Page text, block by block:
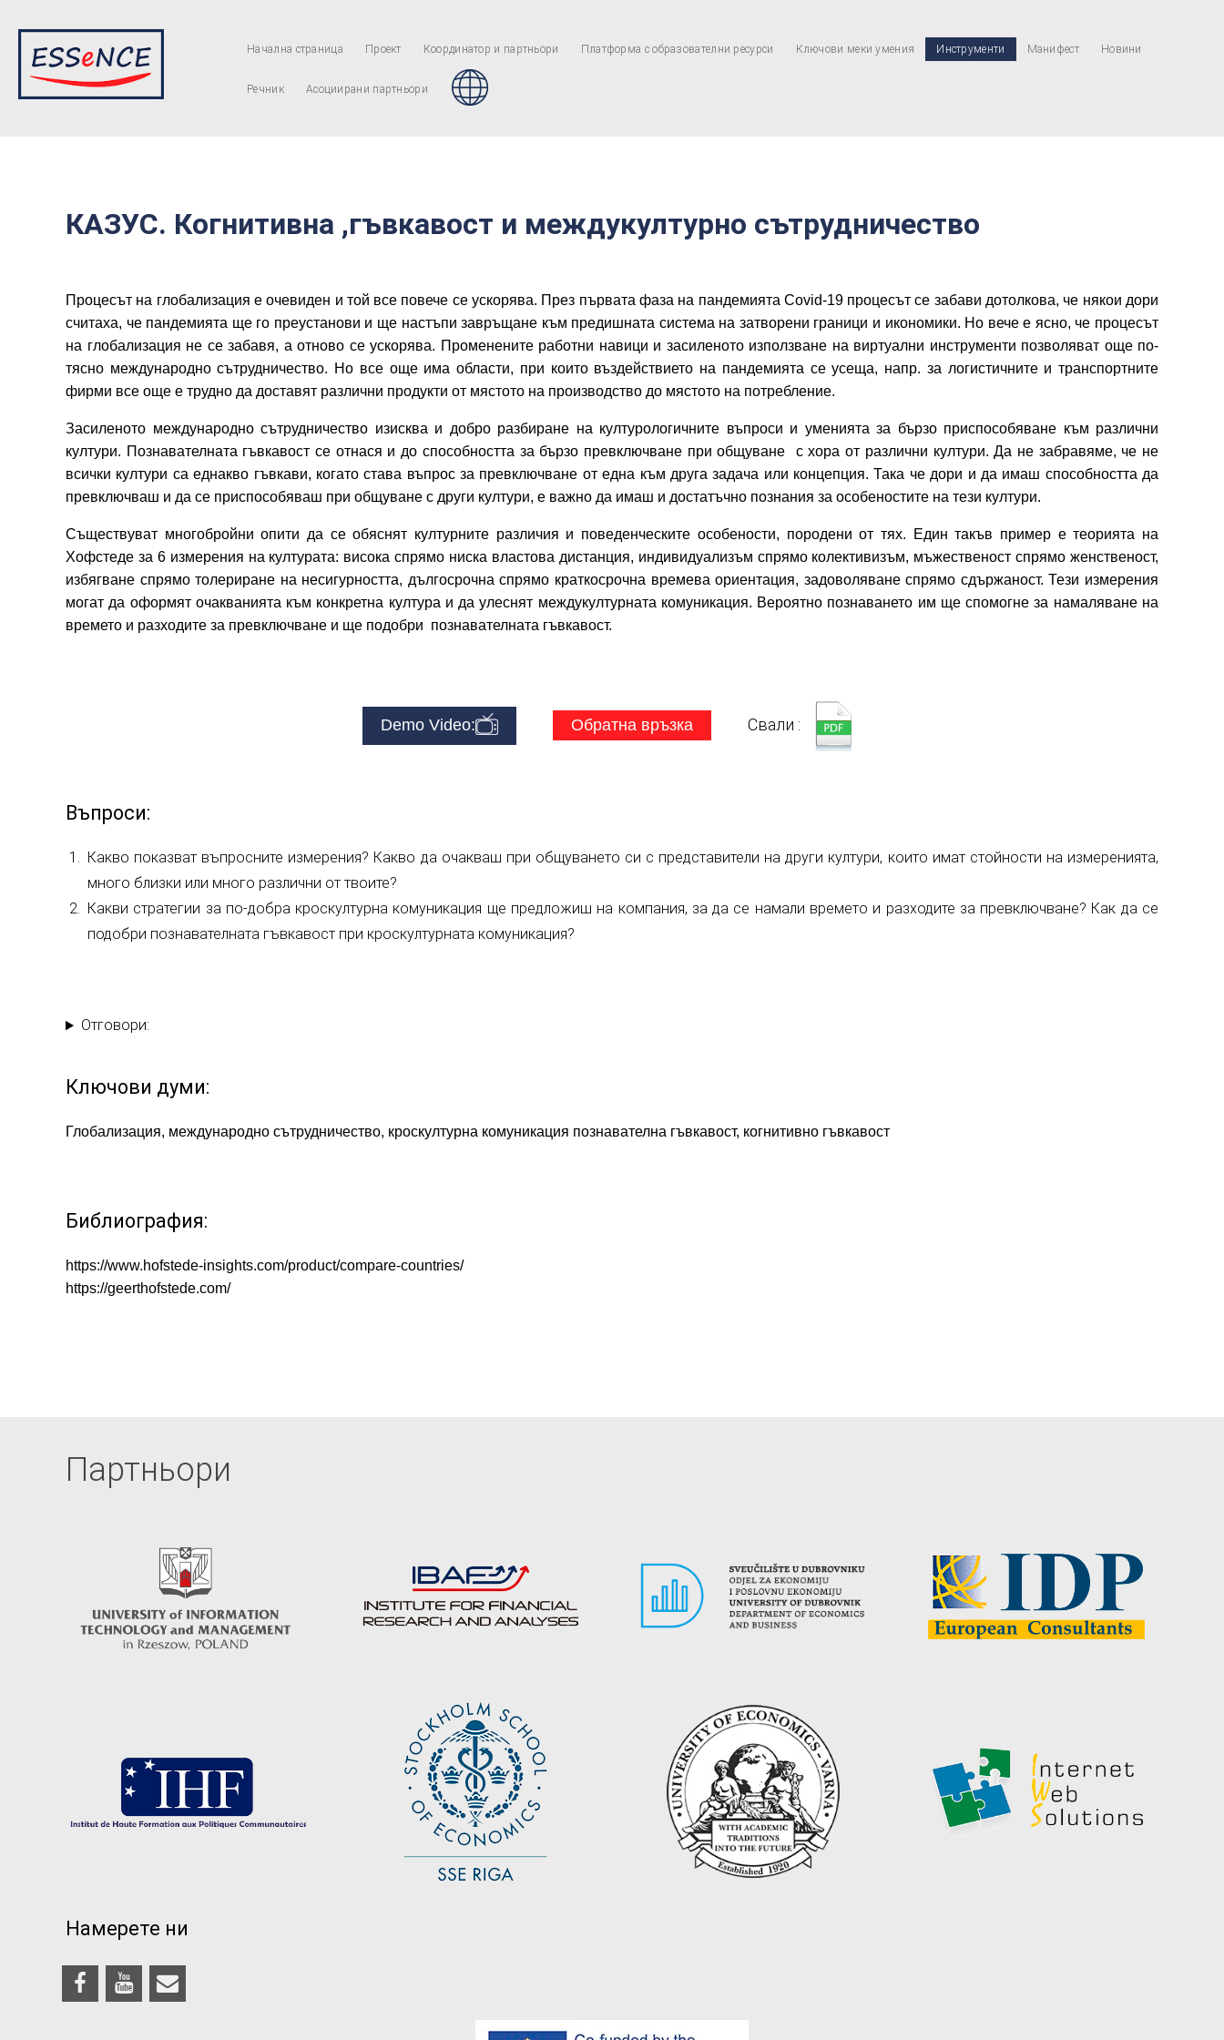
Начална страница Проект Координатор и партньори Платформа с образователни ресурси Ключови меки умения Инструменти Манифест Новини
Речник Асоциирани партньори
КАЗУС. Когнитивна ,гъвкавост и междукултурно сътрудничество
Процесът на глобализация е очевиден и той все повече се ускорява. През първата фаза на пандемията Covid-19 процесът се забави дотолкова, че някои дори
считаха, че пандемията ще го преустанови и ще настъпи завръщане към предишната система на затворени граници и икономики. Но вече е ясно, че процесът
на глобализация не се забавя, а отново се ускорява. Променените работни навици и засиленото използване на виртуални инструменти позволяват още по-
тясно международно сътрудничество. Но все още има области, при които въздействието на пандемията се усеща, напр. за логистичните и транспортните
фирми все още е трудно да доставят различни продукти от мястото на производство до мястото на потребление.
Засиленото международно сътрудничество изисква и добро разбиране на културологичните въпроси и уменията за бързо приспособяване към различни
култури. Познавателната гъвкавост се отнася и до способността за бързо превключване при общуване с хора от различни култури. Да не забравяме, че не
всички култури са еднакво гъвкави, когато става въпрос за превключване от една към друга задача или концепция. Така че дори и да имаш способността да
превключваш и да се приспособяваш при общуване с други култури, е важно да имаш и достатъчно познания за особеностите на тези култури.
Съществуват многобройни опити да се обяснят културните различия и поведенческите особености, породени от тях. Един такъв пример е теорията на
Хофстеде за 6 измерения на културата: висока спрямо ниска властова дистанция, индивидуализъм спрямо колективизъм, мъжественост спрямо женственост,
избягване спрямо толериране на несигурността, дългосрочна спрямо краткосрочна времева ориентация, задоволяване спрямо сдържаност. Тези измерения
могат да оформят очакванията към конкретна култура и да улеснят междукултурната комуникация. Вероятно познаването им ще спомогне за намаляване на
времето и разходите за превключване и ще подобри познавателната гъвкавост.
Demo Video: Обратна връзка Свали :
Въпроси:
Какво показват въпросните измерения? Какво да очакваш при общуването си с представители на други култури, които имат стойности на измеренията,
много близки или много различни от твоите?
Какви стратегии за по-добра кроскултурна комуникация ще предложиш на компания, за да се намали времето и разходите за превключване? Как да се
подобри познавателната гъвкавост при кроскултурната комуникация?
Отговори:
Ключови думи:
Глобализация, международно сътрудничество, кроскултурна комуникация познавателна гъвкавост, когнитивно гъвкавост
Библиография:
https://www.hofstede-insights.com/product/compare-countries/
https://geerthofstede.com/
Партньори
Намерете ни